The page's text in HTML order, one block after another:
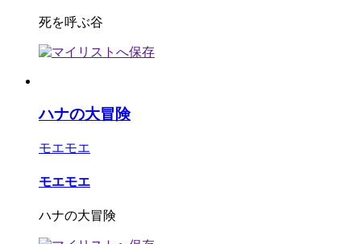
死を呼ぶ谷
ハナの大冒険
モエモエ
モエモエ
ハナの大冒険